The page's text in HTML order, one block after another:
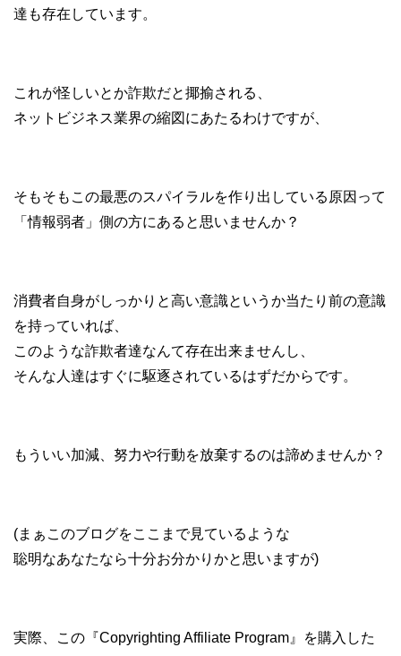
達も存在しています。
これが怪しいとか詐欺だと揶揄される、
ネットビジネス業界の縮図にあたるわけですが、
そもそもこの最悪のスパイラルを作り出している原因って
「情報弱者」側の方にあると思いませんか？
消費者自身がしっかりと高い意識というか当たり前の意識
を持っていれば、
このような詐欺者達なんて存在出来ませんし、
そんな人達はすぐに駆逐されているはずだからです。
もういい加減、努力や行動を放棄するのは諦めませんか？
(まぁこのブログをここまで見ているような
聡明なあなたなら十分お分かりかと思いますが)
実際、この『Copyrighting Affiliate Program』を購入した